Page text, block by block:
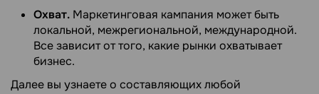
Охват. Маркетинговая кампания может быть
локальной, межрегиональной, международной.
Все зависит от того, какие рынки охватывает
бизнес.
Далее вы узнаете о составляющих любой